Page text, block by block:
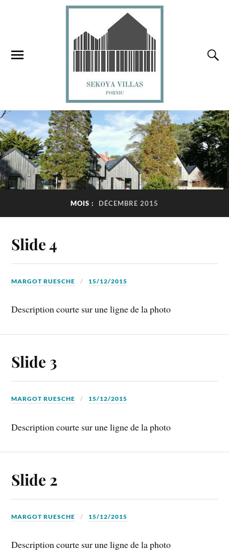
MOIS : DÉCEMBRE 2015
Slide 4
MARGOT RUESCHE 15/12/2015
Description courte sur une ligne de la photo
Slide 3
MARGOT RUESCHE 15/12/2015
Description courte sur une ligne de la photo
Slide 2
MARGOT RUESCHE 15/12/2015
Description courte sur une ligne de la photo